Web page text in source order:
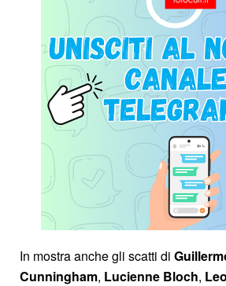
In mostra anche gli scatti di
Cunningham, Lucienne Bloch,